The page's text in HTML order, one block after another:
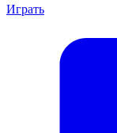
Играть